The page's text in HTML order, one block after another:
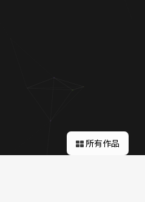
所有作品